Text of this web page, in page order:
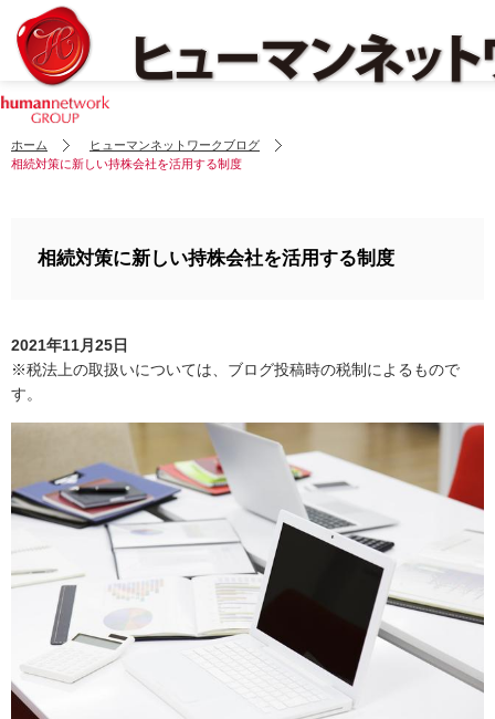
ホーム
ヒューマンネットワークブログ
相続対策に新しい持株会社を活用する制度
相続対策に新しい持株会社を活用する制度
2021年11月25日
※税法上の取扱いについては、ブログ投稿時の税制によるもので
す。